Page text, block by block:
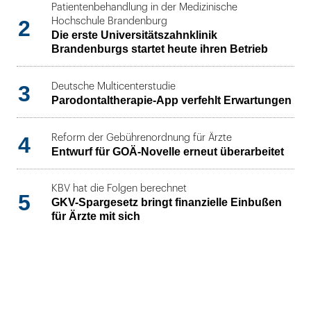
2
Patientenbehandlung in der Medizinische
Hochschule Brandenburg
Die erste Universitätszahnklinik
Brandenburgs startet heute ihren Betrieb
3 Deutsche Multicenterstudie
Parodontaltherapie-App verfehlt Erwartungen
4 Reform der Gebührenordnung für Ärzte
Entwurf für GOÄ-Novelle erneut überarbeitet
5
KBV hat die Folgen berechnet
GKV-Spargesetz bringt finanzielle Einbußen
für Ärzte mit sich